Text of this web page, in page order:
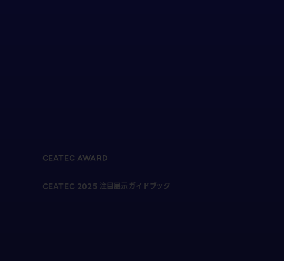
CEATEC AWARD
CEATEC 2025 注目展示ガイドブック